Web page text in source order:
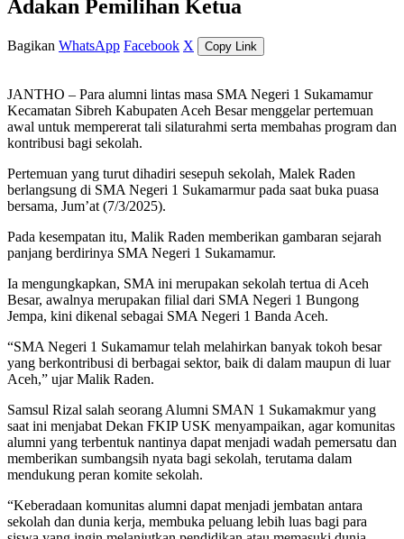
Adakan Pemilihan Ketua
Bagikan WhatsApp Facebook X Copy Link
JANTHO – Para alumni lintas masa SMA Negeri 1 Sukamamur
Kecamatan Sibreh Kabupaten Aceh Besar menggelar pertemuan
awal untuk mempererat tali silaturahmi serta membahas program dan
kontribusi bagi sekolah.
Pertemuan yang turut dihadiri sesepuh sekolah, Malek Raden
berlangsung di SMA Negeri 1 Sukamarmur pada saat buka puasa
bersama, Jum’at (7/3/2025).
Pada kesempatan itu, Malik Raden memberikan gambaran sejarah
panjang berdirinya SMA Negeri 1 Sukamamur.
Ia mengungkapkan, SMA ini merupakan sekolah tertua di Aceh
Besar, awalnya merupakan filial dari SMA Negeri 1 Bungong
Jempa, kini dikenal sebagai SMA Negeri 1 Banda Aceh.
“SMA Negeri 1 Sukamamur telah melahirkan banyak tokoh besar
yang berkontribusi di berbagai sektor, baik di dalam maupun di luar
Aceh,” ujar Malik Raden.
Samsul Rizal salah seorang Alumni SMAN 1 Sukamakmur yang
saat ini menjabat Dekan FKIP USK menyampaikan, agar komunitas
alumni yang terbentuk nantinya dapat menjadi wadah pemersatu dan
memberikan sumbangsih nyata bagi sekolah, terutama dalam
mendukung peran komite sekolah.
“Keberadaan komunitas alumni dapat menjadi jembatan antara
sekolah dan dunia kerja, membuka peluang lebih luas bagi para